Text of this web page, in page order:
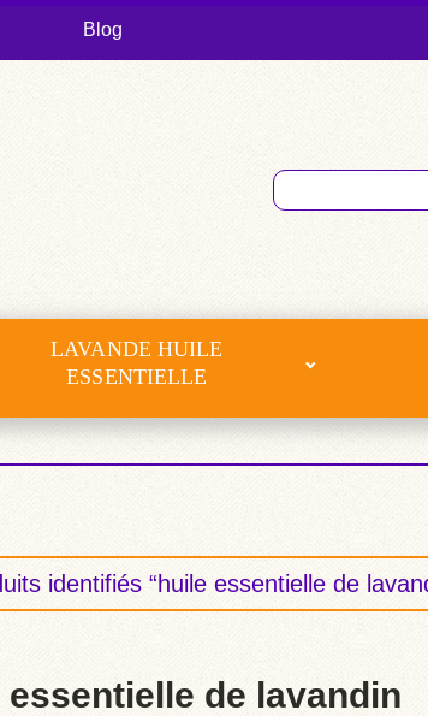
Blog
LAVANDE HUILE
ESSENTIELLE
identifiés “huile essentielle de
essentielle de lavandin